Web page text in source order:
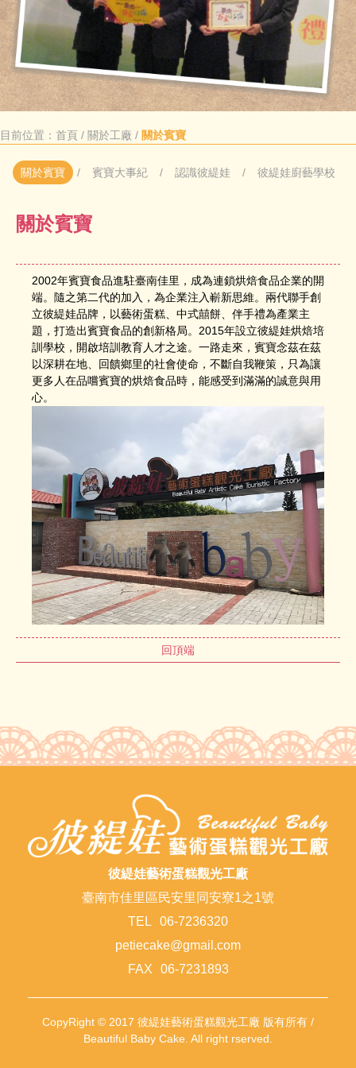
目前位置： 首頁 / 關於工廠 / 關於賓寶
關於賓寶 賓寶大事紀 認識彼緹娃 彼緹娃廚藝學校
關於賓寶
2002年賓寶食品進駐臺南佳里，成為連鎖烘焙食品企業的開
端。隨之第二代的加入，為企業注入嶄新思維。兩代聯手創
立彼緹娃品牌，以藝術蛋糕、中式囍餅、伴手禮為產業主
題，打造出賓寶食品的創新格局。2015年設立彼緹娃烘焙培
訓學校，開啟培訓教育人才之途。一路走來，賓寶念茲在茲
以深耕在地、回饋鄉里的社會使命，不斷自我鞭策，只為讓
更多人在品嚐賓寶的烘焙食品時，能感受到滿滿的誠意與用
心。
回頂端
彼緹娃藝術蛋糕觀光工廠
臺南市佳里區民安里同安寮1之1號
TEL
06-7236320
petiecake@gmail.com
FAX
06-7231893
CopyRight © 2017 彼緹娃藝術蛋糕觀光工廠 版有所有 /
Beautiful Baby Cake. All right rserved.